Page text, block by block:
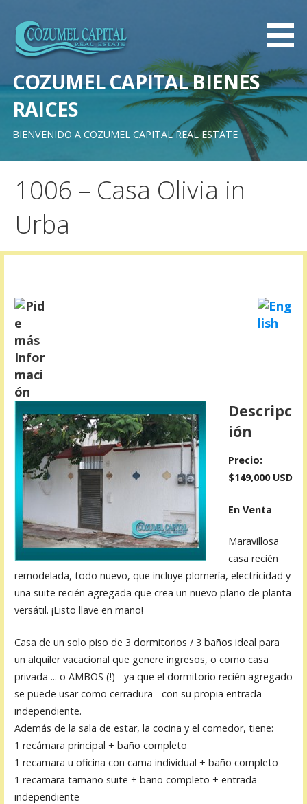
contenido
COZUMEL CAPITAL BIENES
RAICES
BIENVENIDO A COZUMEL CAPITAL REAL ESTATE
1006 – Casa Olivia in
Urba
Descripc
ión
Precio:
$149,000 USD
En Venta
Maravillosa
casa recién
remodelada, todo nuevo, que incluye plomería, electricidad y
una suite recién agregada que crea un nuevo plano de planta
versátil. ¡Listo llave en mano!
Casa de un solo piso de 3 dormitorios / 3 baños ideal para
un alquiler vacacional que genere ingresos, o como casa
privada ... o AMBOS (!) - ya que el dormitorio recién agregado
se puede usar como cerradura - con su propia entrada
independiente.
Además de la sala de estar, la cocina y el comedor, tiene:
1 recámara principal + baño completo
1 recamara u oficina con cama individual + baño completo
1 recamara tamaño suite + baño completo + entrada
independiente